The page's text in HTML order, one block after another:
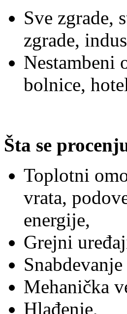
Sve zgrade,
zgrade,
Nestambeni
bolnice,
Šta se
Toplotni
vrata,
energije,
Grejni
Mehanička
Hlađenje,